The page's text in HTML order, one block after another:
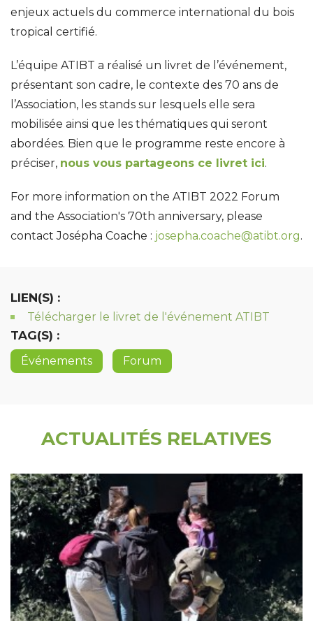
enjeux actuels du commerce international du bois
tropical certifié.
L’équipe ATIBT a réalisé un livret de l’événement,
présentant son cadre, le contexte des 70 ans de
l’Association, les stands sur lesquels elle sera
mobilisée ainsi que les thématiques qui seront
abordées. Bien que le programme reste encore à
préciser, nous vous partageons ce livret ici.
For more information on the ATIBT 2022 Forum
and the Association's 70th anniversary, please
contact Josépha Coache : josepha.coache@atibt.org.
LIEN(S) :
Télécharger le livret de l'événement ATIBT
TAG(S) :
Événements Forum
ACTUALITÉS RELATIVES